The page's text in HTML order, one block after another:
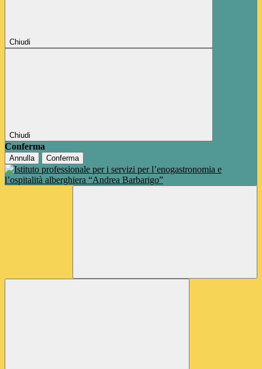
Chiudi
Chiudi
Conferma
Annulla Conferma